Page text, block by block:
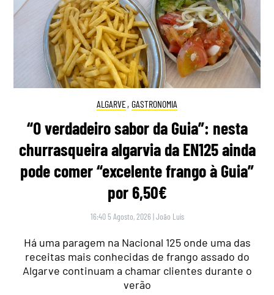
ALGARVE, GASTRONOMIA
“O verdadeiro sabor da Guia”: nesta
churrasqueira algarvia da EN125 ainda
pode comer “excelente frango à Guia”
por 6,50€
16:40 5 Agosto, 2026 |João Luís
Há uma paragem na Nacional 125 onde uma das
receitas mais conhecidas de frango assado do
Algarve continuam a chamar clientes durante o
verão